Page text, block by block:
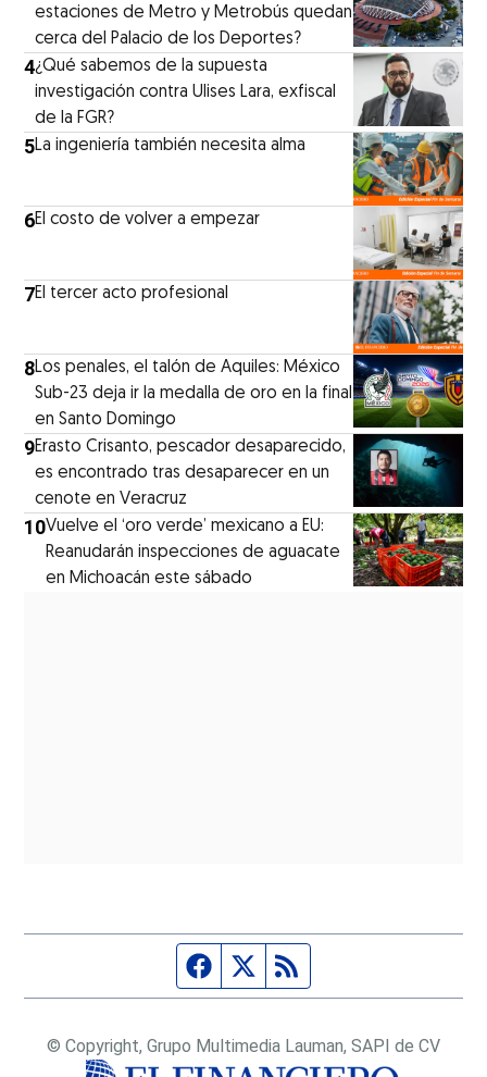
estaciones de Metro y Metrobús quedan
cerca del Palacio de los Deportes?
4¿Qué sabemos de la supuesta
investigación contra Ulises Lara, exfiscal
de la FGR?
5La ingeniería también necesita alma
6El costo de volver a empezar
7El tercer acto profesional
8Los penales, el talón de Aquiles: México
Sub-23 deja ir la medalla de oro en la final
en Santo Domingo
9Erasto Crisanto, pescador desaparecido,
es encontrado tras desaparecer en un
cenote en Veracruz
10Vuelve el ‘oro verde’ mexicano a EU:
Reanudarán inspecciones de aguacate
en Michoacán este sábado
Página de Facebook
Fuente Twitter
© Copyright, Grupo Multimedia Lauman, SAPI de CV